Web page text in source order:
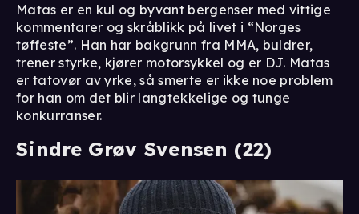
Matas er en kul og byvant bergenser med vittige
kommentarer og skråblikk på livet i “Norges
tøffeste”. Han har bakgrunn fra MMA, buldrer,
trener styrke, kjører motorsykkel og er DJ. Matas
er tatovør av yrke, så smerte er ikke noe problem
for han om det blir langtekkelige og tunge
konkurranser.
Sindre Grøv Svensen (22)